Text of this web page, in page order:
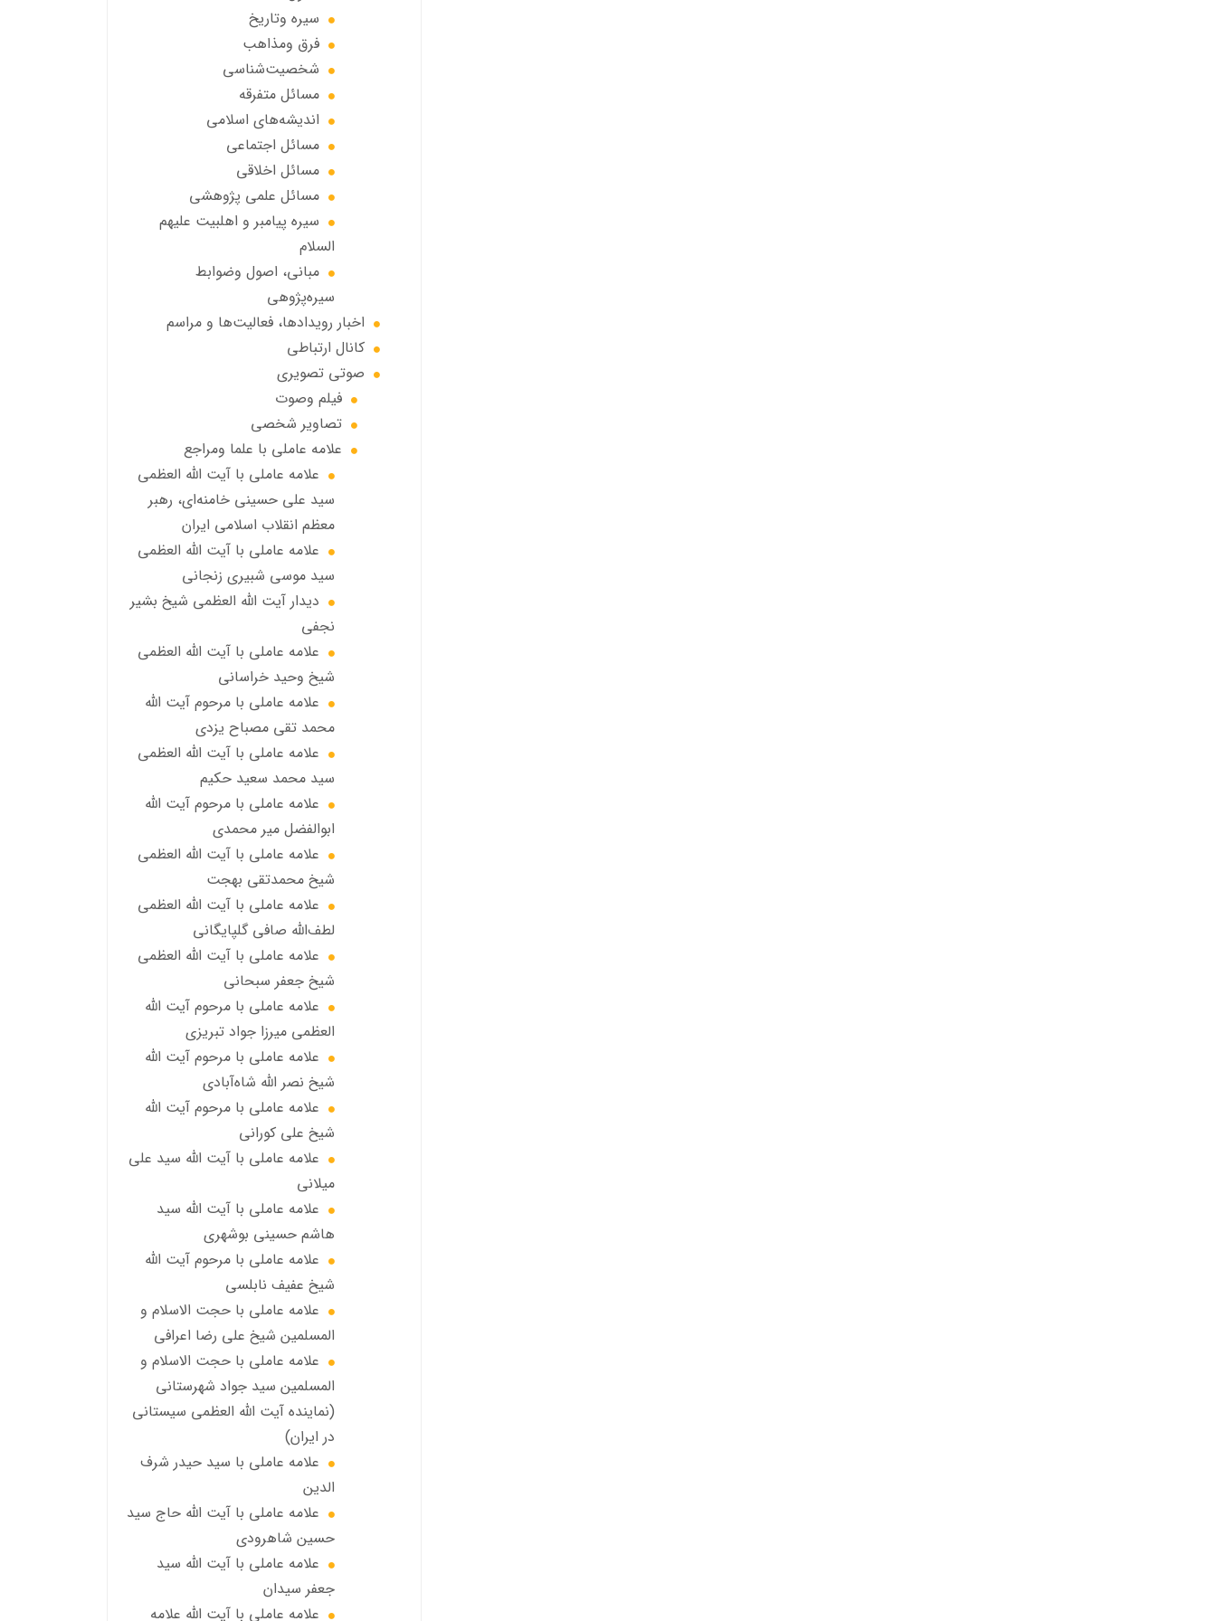
سیره وتاریخ
فرق ومذاهب
شخصیت‌شناسی
مسائل متفرقه
انديشه‌هاي اسلامي
مسائل اجتماعي
مسائل اخلاقي
مسائل علمی پژوهشی
سيره پيامبر و اهلبيت علیهم
السلام
مبانی، اصول وضوابط
سيره‌پژوهی
اخبار رويدادها، فعاليت‌ها و مراسم
كانال ارتباطي
صوتي تصويري
فیلم وصوت
تصاویر شخصی
علامه عاملي با علما ومراجع
علامه عاملي با آیت الله العظمی
سید علی حسینی خامنه‌ای، رهبر
معظم انقلاب اسلامی ایران
علامه عاملي با آيت الله العظمى
سید موسی شبيري زنجاني
ديدار آيت الله العظمى شيخ بشير
نجفي
علامه عاملی با آيت الله العظمى
شيخ وحيد خراساني
علامه عاملی با مرحوم آيت الله
محمد تقي مصباح يزدي
علامه عاملي با آیت الله العظمی
سید محمد سعید حکیم
علامه عاملي با مرحوم آیت الله
ابوالفضل مير محمدي
علامه عاملی با آيت الله العظمى
شيخ محمدتقی بهجت
علامه عاملي با آیت الله العظمی
لطف‌الله صافی گلپایگانی
علامه عاملی با آيت الله العظمى
شيخ جعفر سبحاني
علامه عاملی با مرحوم آيت الله
العظمى ميرزا جواد تبريزي
علامه عاملی با مرحوم آيت الله
شيخ نصر الله شاه‌آبادي
علامه عاملی با مرحوم آيت الله
شيخ علي كوراني
علامه عاملی با آیت الله سيد علي
ميلاني
علامه عاملی با آيت الله سید
هاشم حسینی بوشهری
علامه عاملی با مرحوم آيت الله
شيخ عفيف نابلسي
علامه عاملي با حجت الاسلام و
المسلمین شیخ علی رضا اعرافی
علامه عاملي با حجت الاسلام و
المسلمین سید جواد شهرستانی
(نماینده آیت الله العظمى سیستانی
در ایران)
علامه عاملي با سيد حیدر شرف
الدين
علامه عاملي با آیت‌ الله حاج سید
حسین شاهرودی
علامه عاملي با آیت الله سید
جعفر سيدان
علامه عاملي با آیت الله علامه